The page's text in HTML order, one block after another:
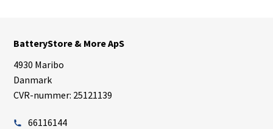
BatteryStore & More ApS
4930 Maribo
Danmark
CVR-nummer: 25121139
66116144